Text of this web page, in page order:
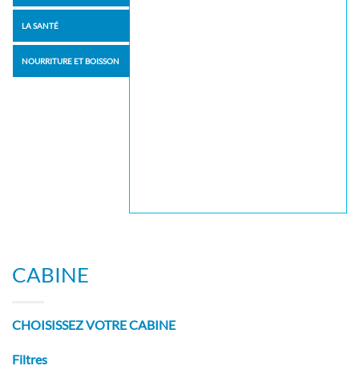
LA SANTÉ
NOURRITURE ET BOISSON
CABINE
CHOISISSEZ VOTRE CABINE
Filtres